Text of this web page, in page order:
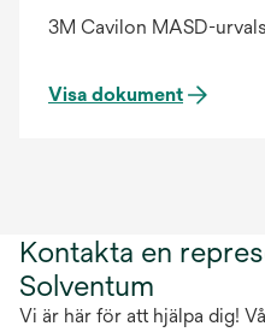
3M Cavilon MASD-
Visa dokument
Kontakta en
Solventum
Vi är här för att hjälpa dig!